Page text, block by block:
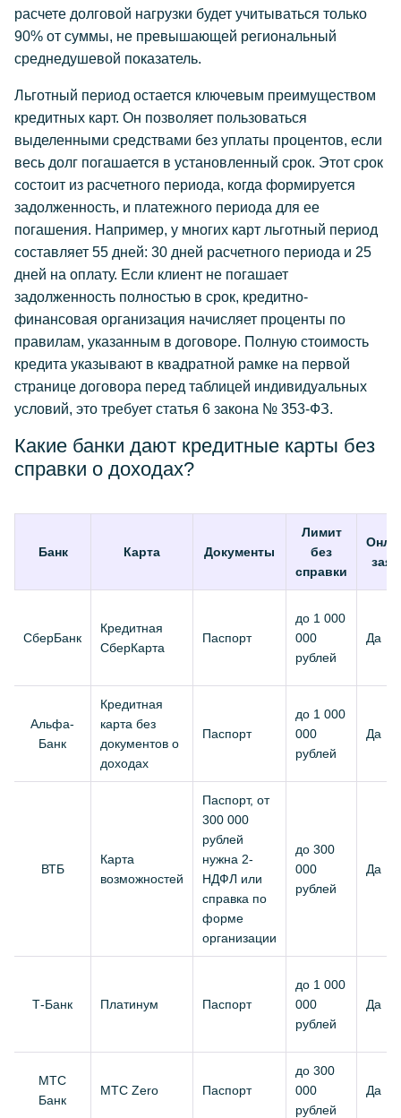
расчете долговой нагрузки будет учитываться только
90% от суммы, не превышающей региональный
среднедушевой показатель.
Льготный период остается ключевым преимуществом
кредитных карт. Он позволяет пользоваться
выделенными средствами без уплаты процентов, если
весь долг погашается в установленный срок. Этот срок
состоит из расчетного периода, когда формируется
задолженность, и платежного периода для ее
погашения. Например, у многих карт льготный период
составляет 55 дней: 30 дней расчетного периода и 25
дней на оплату. Если клиент не погашает
задолженность полностью в срок, кредитно-
финансовая организация начисляет проценты по
правилам, указанным в договоре. Полную стоимость
кредита указывают в квадратной рамке на первой
странице договора перед таблицей индивидуальных
условий, это требует статья 6 закона № 353-ФЗ.
Какие банки дают кредитные карты без
справки о доходах?
Банк Карта Документы
Лимит
без
справки
СберБанк
Кредитная
СберКарта
Паспорт
до 1 000
000
рублей
Да
Альфа-
Банк
Кредитная
карта без
документов о
доходах
Паспорт
до 1 000
000
рублей
Да
ВТБ
Карта
возможностей
Паспорт, от
300 000
рублей
нужна 2-
НДФЛ или
справка по
форме
организации
до 300
000
рублей
Да
Т-Банк Платинум Паспорт
до 1 000
000
рублей
Да
МТС
Банк
МТС Zero Паспорт
до 300
000
рублей
Да